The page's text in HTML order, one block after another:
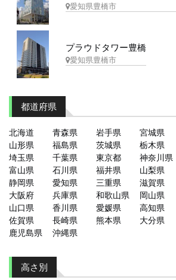
愛知県豊橋市
プラウドタワー豊橋
愛知県豊橋市
都道府県
北海道 青森県 岩手県 宮城県
山形県
福島県 茨城県 栃木県
埼玉県
千葉県 東京都 神奈川県
富山県
石川県 福井県 山梨県
静岡県
愛知県 三重県 滋賀県
大阪府
兵庫県 和歌山県 岡山県
山口県
香川県 愛媛県 高知県
佐賀県
長崎県 熊本県 大分県
鹿児島県
沖縄県
高さ別